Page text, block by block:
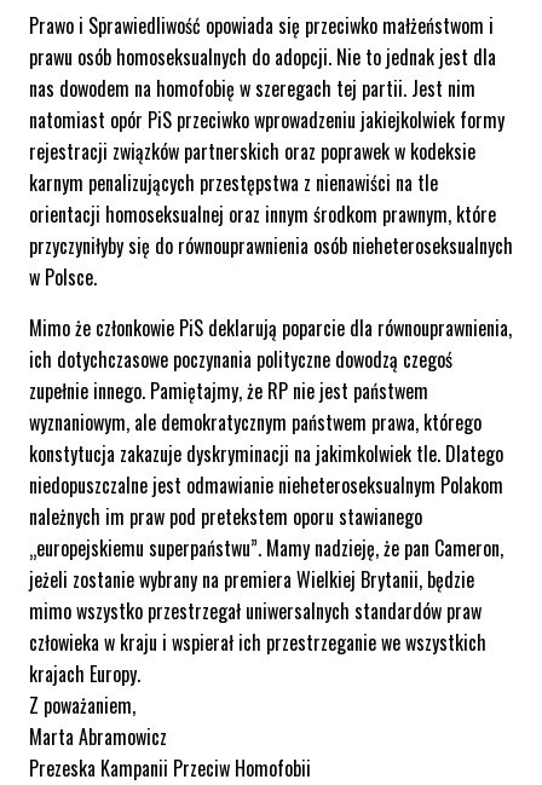
Prawo i Sprawiedliwość opowiada się przeciwko małżeństwom i
prawu osób homoseksualnych do adopcji. Nie to jednak jest dla
nas dowodem na homofobię w szeregach tej partii. Jest nim
natomiast opór PiS przeciwko wprowadzeniu jakiejkolwiek formy
rejestracji związków partnerskich oraz poprawek w kodeksie
karnym penalizujących przestępstwa z nienawiści na tle
orientacji homoseksualnej oraz innym środkom prawnym, które
przyczyniłyby się do równouprawnienia osób nieheteroseksualnych
w Polsce.
Mimo że członkowie PiS deklarują poparcie dla równouprawnienia,
ich dotychczasowe poczynania polityczne dowodzą czegoś
zupełnie innego. Pamiętajmy, że RP nie jest państwem
wyznaniowym, ale demokratycznym państwem prawa, którego
konstytucja zakazuje dyskryminacji na jakimkolwiek tle. Dlatego
niedopuszczalne jest odmawianie nieheteroseksualnym Polakom
należnych im praw pod pretekstem oporu stawianego
„europejskiemu superpaństwu”. Mamy nadzieję, że pan Cameron,
jeżeli zostanie wybrany na premiera Wielkiej Brytanii, będzie
mimo wszystko przestrzegał uniwersalnych standardów praw
człowieka w kraju i wspierał ich przestrzeganie we wszystkich
krajach Europy.
Z poważaniem,
Marta Abramowicz
Prezeska Kampanii Przeciw Homofobii